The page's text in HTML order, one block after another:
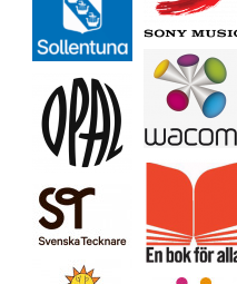
Ladda mer…